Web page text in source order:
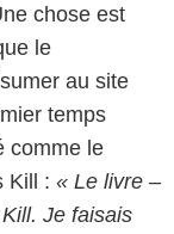
chose est
le
au site
temps
comme le
Kill : « Le livre –
Je faisais